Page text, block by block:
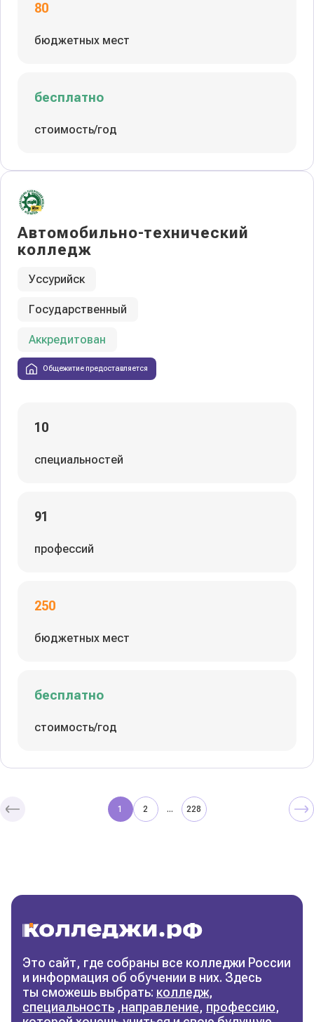
80
бюджетных мест
бесплатно
стоимость/год
Автомобильно-технический
колледж
Уссурийск
Государственный
Аккредитован
Общежитие предоставляется
10
специальностей
91
профессий
250
бюджетных мест
бесплатно
стоимость/год
колледж
Фильтры
Сбросить фильтры
1 2 ... 228
Это сайт, где собраны все колледжи России
и информация об обучении в них. Здесь
ты сможешь выбрать: колледж,
специальность ,направление, профессию,